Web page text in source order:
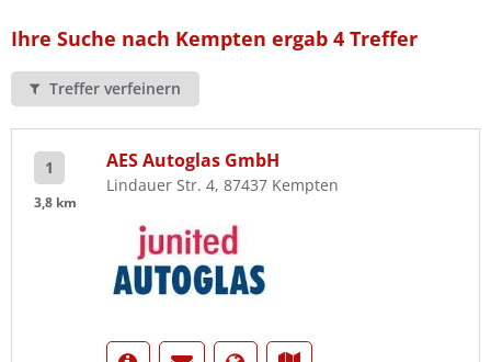
Ihre Suche nach Kempten ergab 4 Treffer
Treffer verfeinern
1
3,8 km
AES Autoglas GmbH
Lindauer Str. 4, 87437 Kempten